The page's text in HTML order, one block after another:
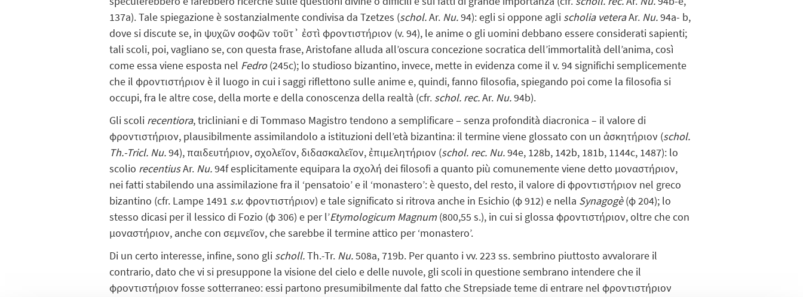
137a). Tale spiegazione è sostanzialmente condivisa da Tzetzes (schol.Ar. Nu.94): egli si oppone agli scholia veteraAr. Nu.94a- b,
dove si discute se, in ψυχῶν σοφῶν τοῦτ᾽ ἐστὶ φροντιστήριον (v. 94), le anime o gli uomini debbano essere considerati sapienti;
tali scoli, poi, vagliano se, con questa frase, Aristofane alluda all’oscura concezione socratica dell’immortalità dell’anima, così
come essa viene esposta nel Fedro(245c); lo studioso bizantino, invece, mette in evidenza come il v. 94 significhi semplicemente
che il φροντιστήριον è il luogo in cui i saggi riflettono sulle anime e, quindi, fanno filosofia, spiegando poi come la filosofia si
occupi, fra le altre cose, della morte e della conoscenza della realtà (cfr. schol. rec.Ar. Nu.94b).
Gli scoli recentiora, tricliniani e di Tommaso Magistro tendono a semplificare – senza profondità diacronica – il valore di
φροντιστήριον, plausibilmente assimilandolo a istituzioni dell’età bizantina: il termine viene glossato con un ἀσκητήριον (schol.
Th.-Tricl. Nu.94), παιδευτήριον, σχολεῖον, διδασκαλεῖον, ἐπιμελητήριον (schol. rec. Nu.94e, 128b, 142b, 181b, 1144c, 1487): lo
scolio recentiusAr. Nu.94f esplicitamente equipara la σχολή dei filosofi a quanto più comunemente viene detto μοναστήριον,
nei fatti stabilendo una assimilazione fra il ‘pensatoio’ e il ‘monastero’: è questo, del resto, il valore di φροντιστήριον nel greco
bizantino (cfr. Lampe 1491 s.v.φροντιστήριον) e tale significato si ritrova anche in Esichio (φ 912) e nella Synagogè(φ 204); lo
stesso dicasi per il lessico di Fozio (φ 306) e per l’Etymologicum Magnum (800,55 s.), in cui si glossa φροντιστήριον, oltre che con
μοναστήριον, anche con σεμνεῖον, che sarebbe il termine attico per ‘monastero’.
Di un certo interesse, infine, sono gli scholl.Th.-Tr. Nu.508a, 719b. Per quanto i vv. 223 ss. sembrino piuttosto avvalorare il
contrario, dato che vi si presuppone la visione del cielo e delle nuvole, gli scoli in questione sembrano intendere che il
φροντιστήριον fosse sotterraneo: essi partono presumibilmente dal fatto che Strepsiade teme di entrare nel φροντιστήριον